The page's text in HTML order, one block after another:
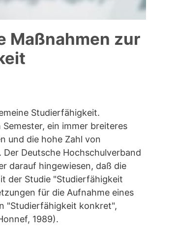
Maßnahmen zur
Studierfähigkeit.
ein immer breiteres
und die hohe Zahl von
Deutsche Hochschulverband
darauf hingewiesen, daß die
der Studie "Studierfähigkeit
für die Aufnahme eines
"Studierfähigkeit konkret",
1989).